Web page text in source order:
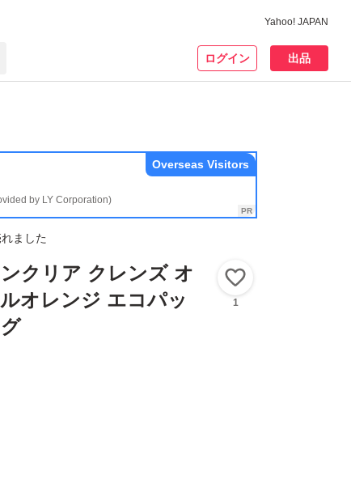
Yahoo! JAPAN
ログイン 出品
by LY Corporation)
Overseas Visitors
ました
クリア クレンズ オ
オレンジ エコパッ
1